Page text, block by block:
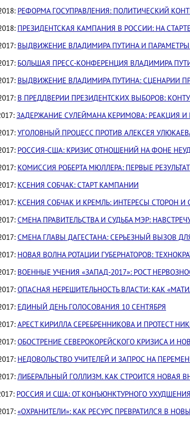
РЕФОРМА ГОСУПРАВЛЕНИЯ: ПОЛИТИЧЕСКИЙ
ПРЕЗИДЕНТСКАЯ КАМПАНИЯ В РОССИИ: НА
ВЫДВИЖЕНИЕ ВЛАДИМИРА ПУТИНА И
БОЛЬШАЯ ПРЕСС-КОНФЕРЕНЦИЯ ВЛАДИМИРА
ВЫДВИЖЕНИЕ ВЛАДИМИРА ПУТИНА: СЦЕНАРИИ
В ПРЕДДВЕРИИ ПРЕЗИДЕНТСКИХ ВЫБОРОВ:
ЗАДЕРЖАНИЕ СУЛЕЙМАНА КЕРИМОВА: РЕАКЦИЯ И
УГОЛОВНЫЙ ПРОЦЕСС ПРОТИВ АЛЕКСЕЯ
РОССИЯ-США: КРИЗИС ОТНОШЕНИЙ НА ФОНЕ
КОМИССИЯ РОБЕРТА МЮЛЛЕРА: ПЕРВЫЕ
КСЕНИЯ СОБЧАК: СТАРТ КАМПАНИИ
КСЕНИЯ СОБЧАК И КРЕМЛЬ: ИНТЕРЕСЫ СТОРОН
СМЕНА ПРАВИТЕЛЬСТВА И СУДЬБА МЭР:
СМЕНА ГЛАВЫ ДАГЕСТАНА: СЕРЬЕЗНЫЙ ВЫЗОВ
НОВАЯ ВОЛНА РОТАЦИИ ГУБЕРНАТОРОВ:
ВОЕННЫЕ УЧЕНИЯ «ЗАПАД-2017»: РОСТ
ОПАСНАЯ НЕРЕШИТЕЛЬНОСТЬ ВЛАСТИ: КАК
ЕДИНЫЙ ДЕНЬ ГОЛОСОВАНИЯ 10 СЕНТЯБРЯ
АРЕСТ КИРИЛЛА СЕРЕБРЕННИКОВА И ПРОТЕСТ
ОБОСТРЕНИЕ СЕВЕРОКОРЕЙСКОГО КРИЗИСА И
НЕДОВОЛЬСТВО УЧИТЕЛЕЙ И ЗАПРОС НА
ЛИБЕРАЛЬНЫЙ ГОЛЛИЗМ. КАК СТРОИТСЯ НОВАЯ
РОССИЯ И США: ОТ КОНЪЮНКТУРНОГО
«ОХРАНИТЕЛИ»: КАК РЕСУРС ПРЕВРАТИЛСЯ В